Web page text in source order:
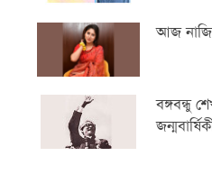
আজ
বঙ্গবন্ধু